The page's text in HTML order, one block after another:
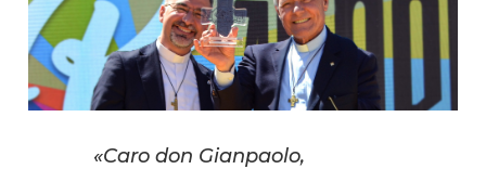
«Caro don Gianpaolo,